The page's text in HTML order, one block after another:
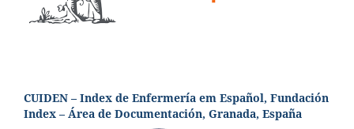
CUIDEN – Index de Enfermería em Español, Fundación
Index – Área de Documentación, Granada, España